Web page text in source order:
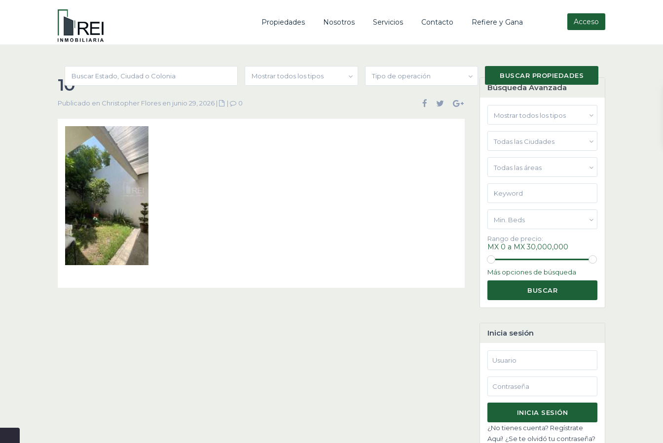
Acceso
Propiedades Nosotros Servicios Contacto Refiere y Gana
Mostrar todos los tipos Tipo de operación
10
Publicado en Christopher Flores en junio 29, 2026 | | 0
Búsqueda Avanzada
Mostrar todos los tipos
Todas las Ciudades
Todas las áreas
Min. Beds
Rango de precio:
MX 0 a MX 30,000,000
Más opciones de búsqueda
BUSCAR
Inicia sesión
INICIA SESIÓN
¿No tienes cuenta? Regístrate
Aquí! ¿Se te olvidó tu contraseña?